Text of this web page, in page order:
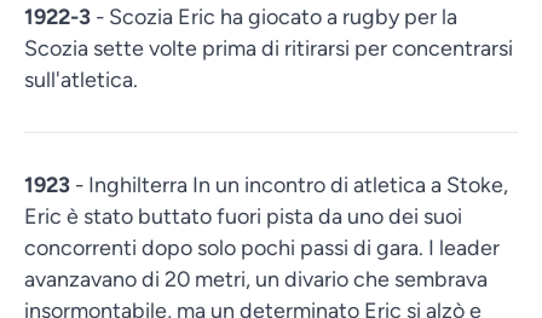
1922-3 - Scozia Eric ha giocato a rugby per la
Scozia sette volte prima di ritirarsi per concentrarsi
sull'atletica.
1923 - Inghilterra In un incontro di atletica a Stoke,
Eric è stato buttato fuori pista da uno dei suoi
concorrenti dopo solo pochi passi di gara. I leader
avanzavano di 20 metri, un divario che sembrava
insormontabile, ma un determinato Eric si alzò e